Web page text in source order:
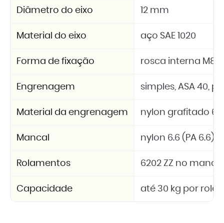
Diâmetro do eixo 12 mm
Material do eixo aço SAE 1020
Forma de fixação rosca interna M8
Engrenagem simples, ASA 40,
Material da engrenagem nylon grafitado 6.6
Mancal nylon 6.6 (PA 6.6)
Rolamentos 6202 ZZ no
Capacidade até 30 kg por